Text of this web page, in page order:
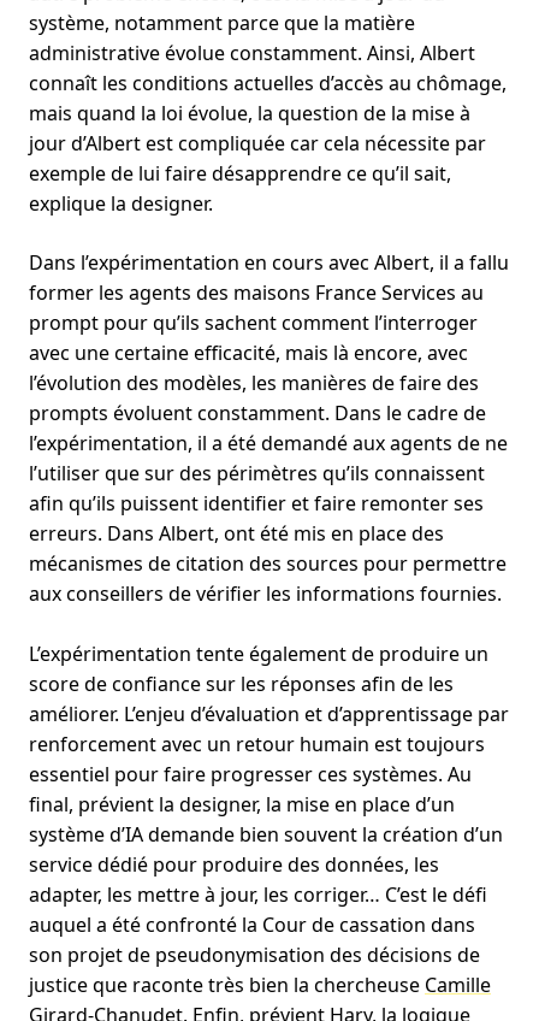
système, notamment parce que la matière
administrative évolue constamment. Ainsi, Albert
connaît les conditions actuelles d’accès au chômage,
mais quand la loi évolue, la question de la mise à
jour d’Albert est compliquée car cela nécessite par
exemple de lui faire désapprendre ce qu’il sait,
explique la designer.
Dans l’expérimentation en cours avec Albert, il a fallu
former les agents des maisons France Services au
prompt pour qu’ils sachent comment l’interroger
avec une certaine efficacité, mais là encore, avec
l’évolution des modèles, les manières de faire des
prompts évoluent constamment. Dans le cadre de
l’expérimentation, il a été demandé aux agents de ne
l’utiliser que sur des périmètres qu’ils connaissent
afin qu’ils puissent identifier et faire remonter ses
erreurs. Dans Albert, ont été mis en place des
mécanismes de citation des sources pour permettre
aux conseillers de vérifier les informations fournies.
L’expérimentation tente également de produire un
score de confiance sur les réponses afin de les
améliorer. L’enjeu d’évaluation et d’apprentissage par
renforcement avec un retour humain est toujours
essentiel pour faire progresser ces systèmes. Au
final, prévient la designer, la mise en place d’un
système d’IA demande bien souvent la création d’un
service dédié pour produire des données, les
adapter, les mettre à jour, les corriger… C’est le défi
auquel a été confronté la Cour de cassation dans
son projet de pseudonymisation des décisions de
justice que raconte très bien la chercheuse Camille
Girard-Chanudet. Enfin, prévient Hary, la logique